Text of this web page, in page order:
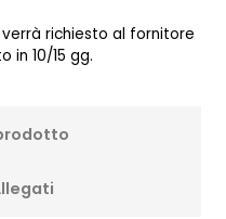
verrà richiesto al fornitore
in 10/15 gg.